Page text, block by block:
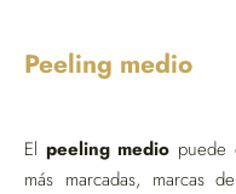
Peeling medio
El peeling medio puede
más marcadas, marcas